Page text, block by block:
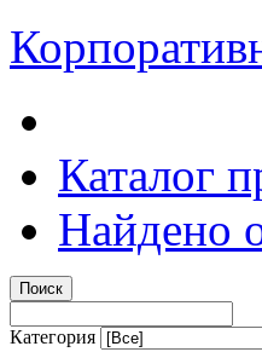
Каталог
Найдено
Категория